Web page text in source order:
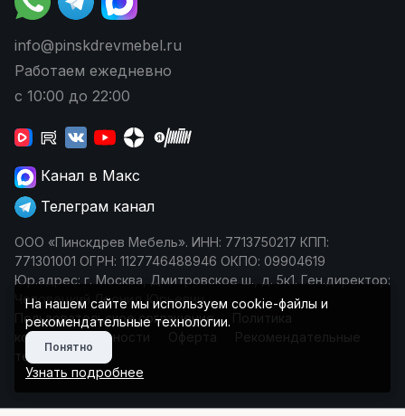
info@pinskdrevmebel.ru
Работаем ежедневно
с 10:00 до 22:00
Канал в Макс
Телеграм канал
ООО «Пинскдрев Мебель». ИНН: 7713750217 КПП:
771301001 ОГРН: 1127746488946 ОКПО: 09904619
Юр.адрес: г. Москва, Дмитровское ш., д. 5к1. Ген.директор:
Чеповецкий Леонид Юрьевич
Пользовательское соглашение
Политика
конфиденциальности
Оферта
Рекомендательные
технологии
На нашем сайте мы используем cookie-файлы и
рекомендательные технологии.
Понятно
Узнать подробнее